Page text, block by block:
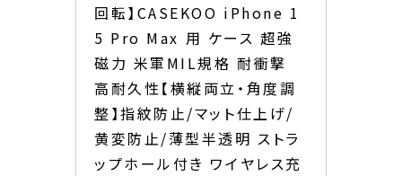
回転】CASEKOO iPhone 1
5 Pro Max 用 ケース 超強
磁力 米軍MIL規格 耐衝撃
高耐久性【横縦両立・角度調
整】指紋防止/マット仕上げ/
黄変防止/薄型半透明 ストラ
ップホール付き ワイヤレス充